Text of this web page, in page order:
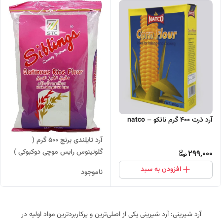
آرد ذرت 400 گرم ناتکو – natco
299,000
افزودن به سبد
آرد تایلندی برنج ۵۰۰ گرم (
گلوتینوس رایس موچی دوکبوکی )
ناموجود
آرد شیرینی: آرد شیرینی یکی از اصلی‌ترین و پرکاربردترین مواد اولیه در